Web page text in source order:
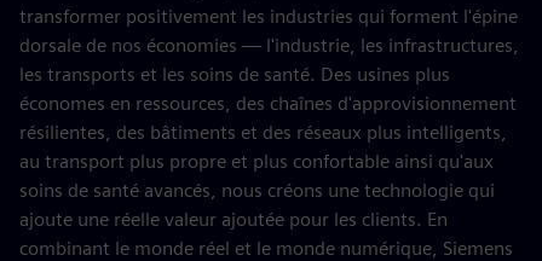
transformer positivement les industries qui forment l'épine
dorsale de nos économies — l'industrie, les infrastructures,
les transports et les soins de santé. Des usines plus
économes en ressources, des chaînes d'approvisionnement
résilientes, des bâtiments et des réseaux plus intelligents,
au transport plus propre et plus confortable ainsi qu'aux
soins de santé avancés, nous créons une technologie qui
ajoute une réelle valeur ajoutée pour les clients. En
combinant le monde réel et le monde numérique, Siemens